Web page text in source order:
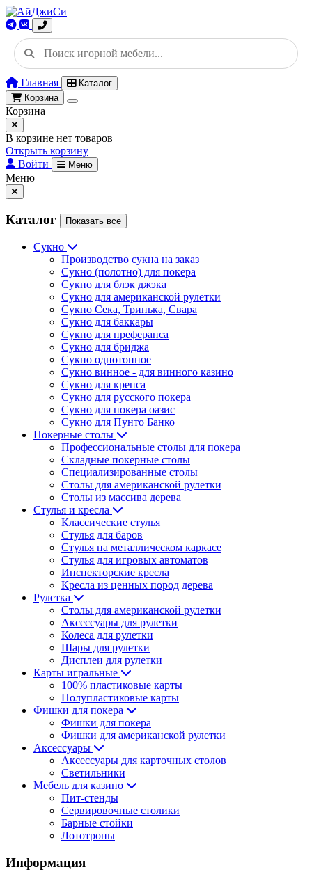
Главная
Каталог
Корзина
Корзина
В корзине нет товаров
Открыть корзину
Войти
Меню
Меню
Каталог Показать все
Сукно
Производство сукна на заказ
Сукно (полотно) для покера
Сукно для блэк джэка
Сукно для американской рулетки
Сукно Сека, Тринька, Свара
Сукно для баккары
Сукно для преферанса
Сукно для бриджа
Сукно однотонное
Сукно винное - для винного казино
Сукно для крепса
Сукно для русского покера
Сукно для покера оазис
Сукно для Пунто Банко
Покерные столы
Профессиональные столы для покера
Складные покерные столы
Специализированные столы
Столы для американской рулетки
Столы из массива дерева
Стулья и кресла
Классические стулья
Стулья для баров
Стулья на металлическом каркасе
Стулья для игровых автоматов
Инспекторские кресла
Кресла из ценных пород дерева
Рулетка
Столы для американской рулетки
Аксессуары для рулетки
Колеса для рулетки
Шары для рулетки
Дисплеи для рулетки
Карты игральные
100% пластиковые карты
Полупластиковые карты
Фишки для покера
Фишки для покера
Фишки для американской рулетки
Аксессуары
Аксессуары для карточных столов
Светильники
Мебель для казино
Пит-стенды
Сервировочные столики
Барные стойки
Лототроны
Информация